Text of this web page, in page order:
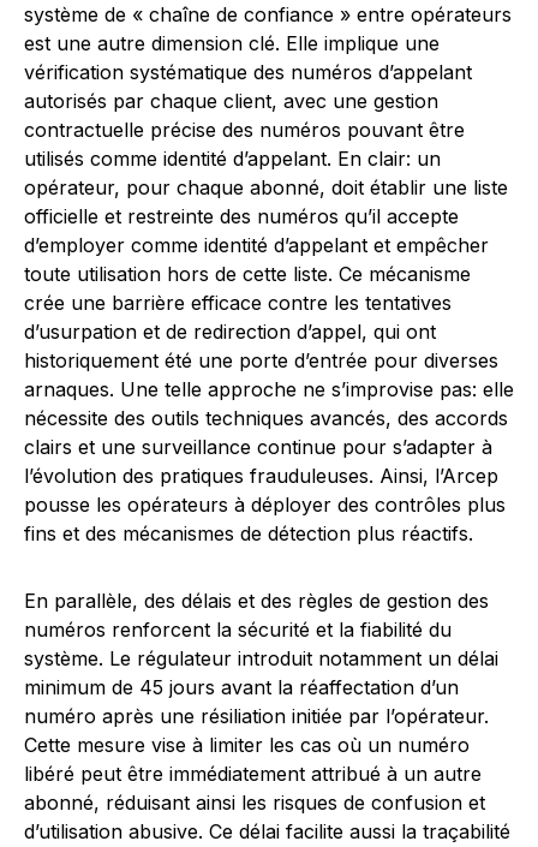
système de « chaîne de confiance » entre opérateurs
est une autre dimension clé. Elle implique une
vérification systématique des numéros d’appelant
autorisés par chaque client, avec une gestion
contractuelle précise des numéros pouvant être
utilisés comme identité d’appelant. En clair: un
opérateur, pour chaque abonné, doit établir une liste
officielle et restreinte des numéros qu’il accepte
d’employer comme identité d’appelant et empêcher
toute utilisation hors de cette liste. Ce mécanisme
crée une barrière efficace contre les tentatives
d’usurpation et de redirection d’appel, qui ont
historiquement été une porte d’entrée pour diverses
arnaques. Une telle approche ne s’improvise pas: elle
nécessite des outils techniques avancés, des accords
clairs et une surveillance continue pour s’adapter à
l’évolution des pratiques frauduleuses. Ainsi, l’Arcep
pousse les opérateurs à déployer des contrôles plus
fins et des mécanismes de détection plus réactifs.
En parallèle, des délais et des règles de gestion des
numéros renforcent la sécurité et la fiabilité du
système. Le régulateur introduit notamment un délai
minimum de 45 jours avant la réaffectation d’un
numéro après une résiliation initiée par l’opérateur.
Cette mesure vise à limiter les cas où un numéro
libéré peut être immédiatement attribué à un autre
abonné, réduisant ainsi les risques de confusion et
d’utilisation abusive. Ce délai facilite aussi la traçabilité